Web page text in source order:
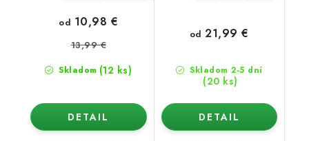
Skladom (12 ks)
od 10,98 €
13,99 €
DETAIL
Skladom 2-5 dní
(20 ks)
od 21,99 €
DETAIL